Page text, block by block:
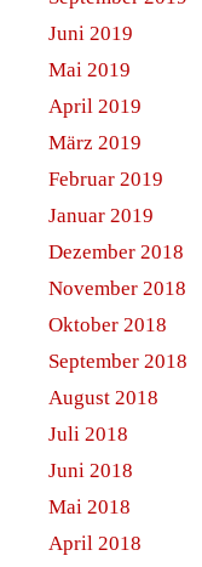
Juni 2019
Mai 2019
April 2019
März 2019
Februar 2019
Januar 2019
Dezember 2018
November 2018
Oktober 2018
September 2018
August 2018
Juli 2018
Juni 2018
Mai 2018
April 2018